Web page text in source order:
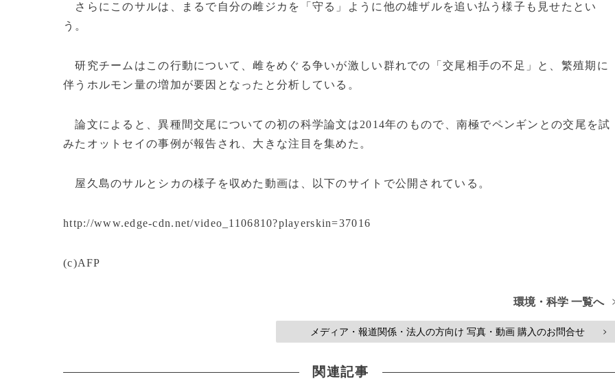
さらにこのサルは、まるで自分の雌ジカを「守る」ように他の雄ザルを追い払う様子も見せたとい
う。
研究チームはこの行動について、雌をめぐる争いが激しい群れでの「交尾相手の不足」と、繁殖期に
伴うホルモン量の増加が要因となったと分析している。
論文によると、異種間交尾についての初の科学論文は2014年のもので、南極でペンギンとの交尾を試
みたオットセイの事例が報告され、大きな注目を集めた。
屋久島のサルとシカの様子を収めた動画は、以下のサイトで公開されている。
http://www.edge-cdn.net/video_1106810?playerskin=37016
(c)AFP
環境・科学 一覧へ
メディア・報道関係・法人の方向け 写真・動画 購入のお問合せ >
関連記事